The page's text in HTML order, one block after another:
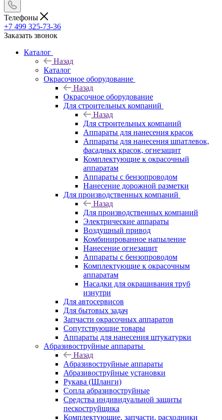
Телефоны
+7 499 325-73-36
Заказать звонок
Каталог
Назад
Каталог
Окрасочное оборудование
Назад
Окрасочное оборудование
Для строительных компаний
Назад
Для строительных компаний
Аппараты для нанесения красок
Аппараты для нанесения шпатлевок,
фасадных красок, огнезащит
Комплектующие к окрасочный
аппаратам
Аппараты с бензопроводом
Нанесение дорожной разметки
Для производственных компаний
Назад
Для производственных компаний
Электрические аппараты
Воздушный привод
Комбинированное напыление
Нанесение огнезащит
Аппараты с бензопроводом
Комплектующие к окрасочным
аппаратам
Насадки для окрашивания труб
изнутри
Для автосервисов
Для бытовых задач
Запчасти окрасочных аппаратов
Сопутствующие товары
Аппараты для нанесения штукатурки
Aбразивоструйные аппараты
Назад
Aбразивоструйные аппараты
Абразивоструйные установки
Рукава (Шланги)
Сопла абразивоструйные
Средства индивидуальной защиты
пескоструйщика
Комплектующие, запчасти, расходники